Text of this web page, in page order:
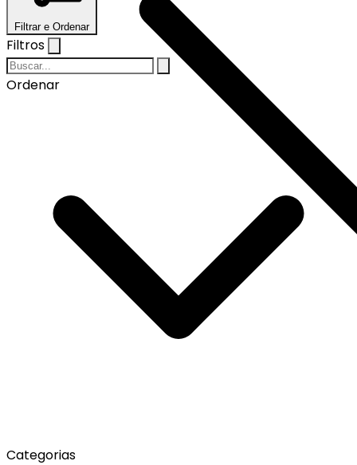
Filtrar e Ordenar
Filtros
Ordenar
Categorias